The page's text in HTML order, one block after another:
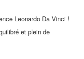
Leonardo Da Vinci !
et plein de